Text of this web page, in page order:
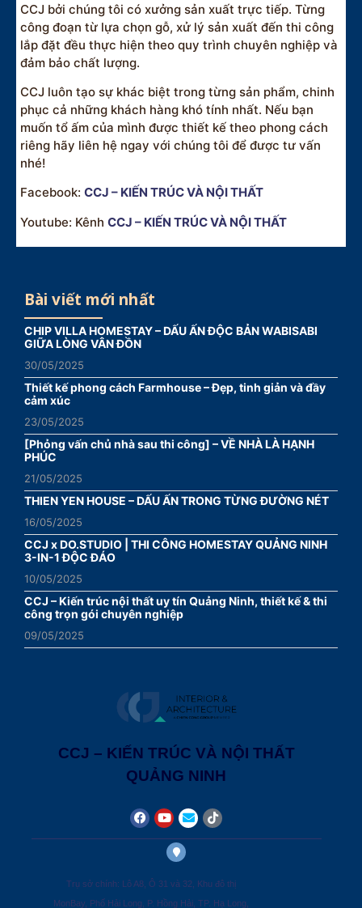
CCJ bởi chúng tôi có xưởng sản xuất trực tiếp. Từng
công đoạn từ lựa chọn gỗ, xử lý sản xuất đến thi công
lắp đặt đều thực hiện theo quy trình chuyên nghiệp và
đảm bảo chất lượng.
CCJ luôn tạo sự khác biệt trong từng sản phẩm, chinh
phục cả những khách hàng khó tính nhất. Nếu bạn
muốn tổ ấm của mình được thiết kế theo phong cách
riêng hãy liên hệ ngay với chúng tôi để được tư vấn
nhé!
Facebook: CCJ – KIẾN TRÚC VÀ NỘI THẤT
Youtube: Kênh CCJ – KIẾN TRÚC VÀ NỘI THẤT
Bài viết mới nhất
CHIP VILLA HOMESTAY – DẤU ẤN ĐỘC BẢN WABISABI
GIỮA LÒNG VÂN ĐỒN
30/05/2025
Thiết kế phong cách Farmhouse – Đẹp, tinh giản và đầy
cảm xúc
23/05/2025
[Phỏng vấn chủ nhà sau thi công] – VỀ NHÀ LÀ HẠNH
PHÚC
21/05/2025
THIEN YEN HOUSE – DẤU ẤN TRONG TỪNG ĐƯỜNG NÉT
16/05/2025
CCJ x DO.STUDIO | THI CÔNG HOMESTAY QUẢNG NINH
3-IN-1 ĐỘC ĐÁO
10/05/2025
CCJ – Kiến trúc nội thất uy tín Quảng Ninh, thiết kế & thi
công trọn gói chuyên nghiệp
09/05/2025
CCJ – KIẾN TRÚC VÀ NỘI THẤT
QUẢNG NINH
Trụ sở chính: Lô A8, Ô 31 và 32, Khu đô thị
MonBay, Phố Hải Long, P. Hồng Hải, TP. Hạ Long,